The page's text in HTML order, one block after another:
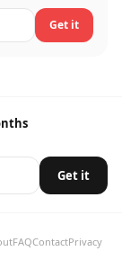
Get it
Get it
FAQContactPrivacy